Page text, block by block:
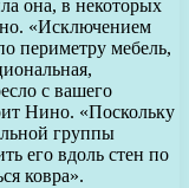
она, в некоторых
«Исключением
периметру мебель,
с вашего
Нино. «Поскольку
группы
его вдоль стен по
ковра».